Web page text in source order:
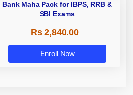
Bank Maha Pack for IBPS, RRB &
SBI Exams
Rs 2,840.00
Enroll Now